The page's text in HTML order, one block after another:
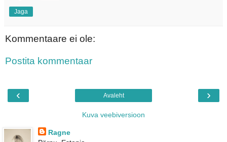
Jaga
Kommentaare ei ole:
Postita kommentaar
‹ ›
Avaleht
Kuva veebiversioon
Ragne